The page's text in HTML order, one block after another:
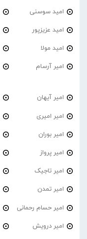
امید سوسنی
امید عزیزپور
امید مولا
امیر آرسام
امیر آیهان
امیر امیری
امیر‌ بوران
امیر پرواز
امیر تاجیک
امیر تمدن
امیر حسام رحمانی
امیر درویش